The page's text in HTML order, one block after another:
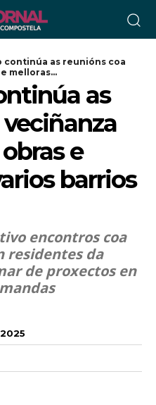
continúa as reunións coa
melloras...
as
e
barrios
encontros coa
residentes da
de proxectos en